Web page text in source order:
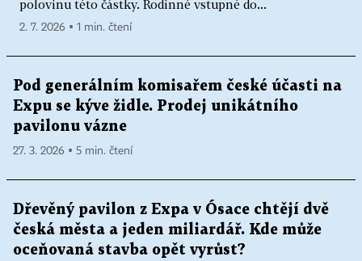
polovinu této částky. Rodinné vstupné do...
2. 7. 2026 ▪ 1 min. čtení
Pod generálním komisařem české účasti na
Expu se kýve židle. Prodej unikátního
pavilonu vázne
27. 3. 2026 ▪ 5 min. čtení
Dřevěný pavilon z Expa v Ósace chtějí dvě
česká města a jeden miliardář. Kde může
oceňovaná stavba opět vyrůst?